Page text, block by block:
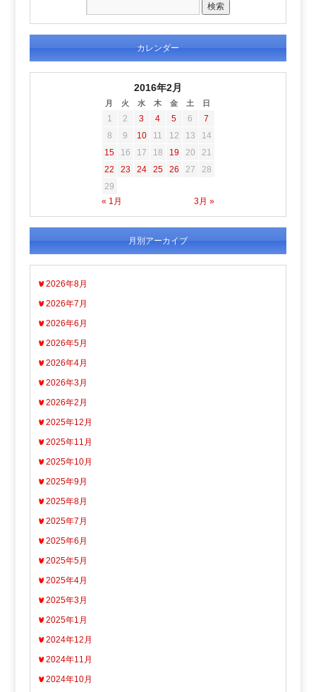
カレンダー
2016年2月
月 火 水 木 金 土 日
« 1月 3月 »
1 2 3 4 5 6
7
8
9 10 11 12 13
14
15
16 17 18 19 20
21
22
23 24 25 26 27
28
29
月別アーカイブ
2026年8月
2026年7月
2026年6月
2026年5月
2026年4月
2026年3月
2026年2月
2025年12月
2025年11月
2025年10月
2025年9月
2025年8月
2025年7月
2025年6月
2025年5月
2025年4月
2025年3月
2025年1月
2024年12月
2024年11月
2024年10月